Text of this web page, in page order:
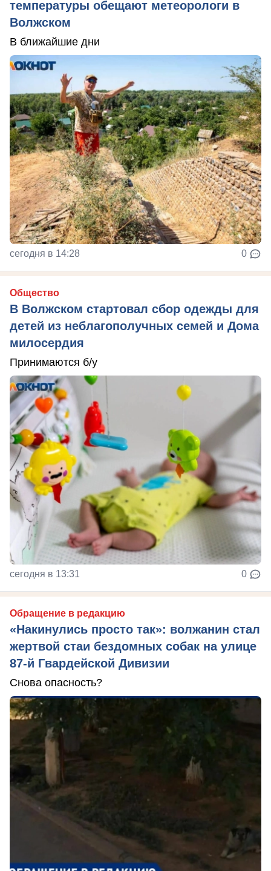
температуры обещают метеорологи в
Волжском
В ближайшие дни
сегодня в 14:28 0
Общество
В Волжском стартовал сбор одежды для
детей из неблагополучных семей и Дома
милосердия
Принимаются б/у
сегодня в 13:31 0
Обращение в редакцию
«Накинулись просто так»: волжанин стал
жертвой стаи бездомных собак на улице
87-й Гвардейской Дивизии
Снова опасность?